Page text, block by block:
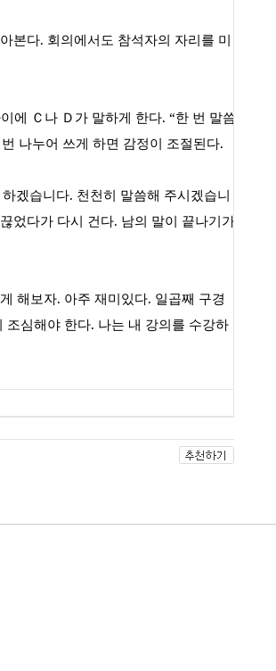
본다. 회의에서도 참석자의 자리를 미
에 Ｃ나 Ｄ가 말하게 한다. “한 번 말씀
나누어 쓰게 하면 감정이 조절된다.
겠습니다. 천천히 말씀해 주시겠습니
었다가 다시 건다. 남의 말이 끝나기가
해보자. 아주 재미있다. 일곱째 구경
조심해야 한다. 나는 내 강의를 수강하